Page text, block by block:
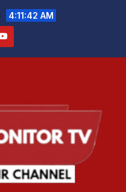
4:11:42 AM